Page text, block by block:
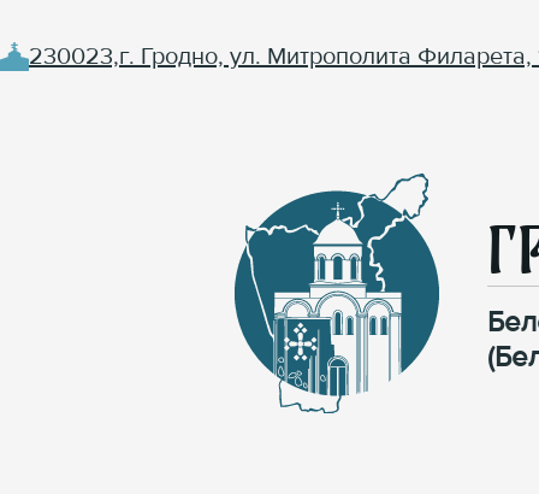
230023,г. Гродно, ул. Митрополита Филарета,